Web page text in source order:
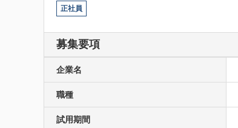
正社員
募集要項
企業名
職種
試用期間